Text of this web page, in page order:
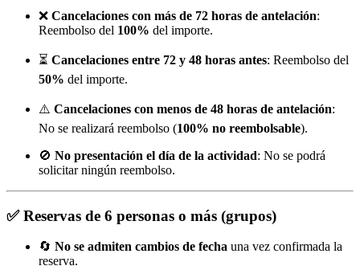
❌ Cancelaciones con más de 72 horas de antelación:
Reembolso del 100% del importe.
⏳ Cancelaciones entre 72 y 48 horas antes: Reembolso del
50% del importe.
⚠️ Cancelaciones con menos de 48 horas de antelación:
No se realizará reembolso (100% no reembolsable).
🚫 No presentación el día de la actividad: No se podrá
solicitar ningún reembolso.
✅Reservas de 6 personas o más (grupos)
🔄 No se admiten cambios de fecha una vez confirmada la
reserva.